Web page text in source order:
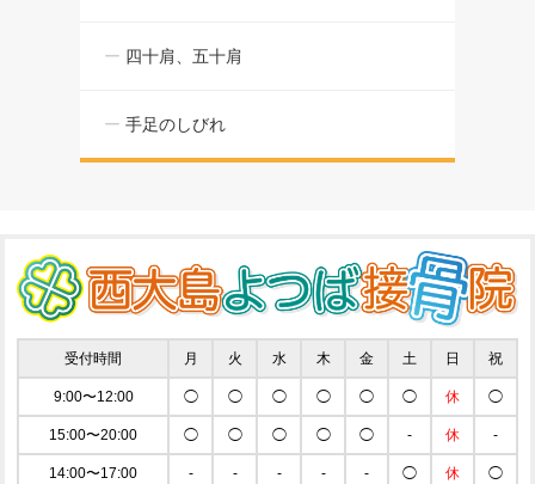
四十肩、五十肩
手足のしびれ
受付時間 月 火 水 木 金 土 日 祝
9:00〜12:00 ◯ ◯ ◯ ◯ ◯ ◯ 休 ◯
15:00〜20:00 ◯ ◯ ◯ ◯ ◯ - 休 -
14:00〜17:00 - - - - - ◯ 休 ◯